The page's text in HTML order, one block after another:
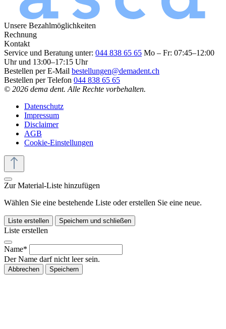
Unsere Bezahlmöglichkeiten
Rechnung
Kontakt
Service und Beratung unter: 044 838 65 65 Mo – Fr: 07:45–12:00
Uhr und 13:00–17:15 Uhr
Bestellen per E-Mail bestellungen@demadent.ch
Bestellen per Telefon 044 838 65 65
© 2026 dema dent. Alle Rechte vorbehalten.
Datenschutz
Impressum
Disclaimer
AGB
Cookie-Einstellungen
Zur Material-Liste hinzufügen
Wählen Sie eine bestehende Liste oder erstellen Sie eine neue.
Liste erstellen Speichern und schließen
Liste erstellen
Name*
Der Name darf nicht leer sein.
Abbrechen Speichern